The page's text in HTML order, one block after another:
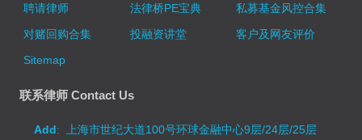
聘请律师
法律桥PE宝典
私募基金风控合集
对赌回购合集
投融资讲堂
客户及网友评价
Sitemap
联系律师 Contact Us
Add: 上海市世纪大道100号环球金融中心9层/24层/25层